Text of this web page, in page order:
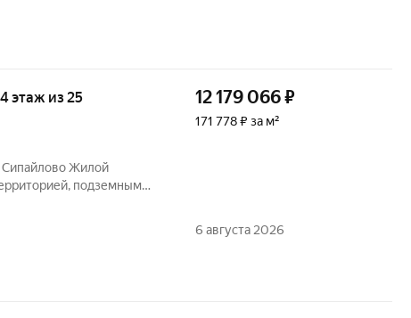
этаж из 25
подземным
инфраструктуру и
12 179 066₽
171 778 ₽ за м²
6 августа 2026